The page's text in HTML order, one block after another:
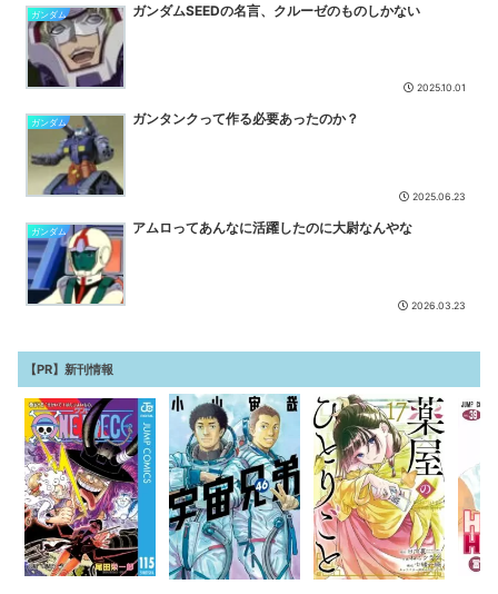
IT業界、「未経験者は要らない、経験者はいない」の地獄絵図に
www NEW
『魔法少女リリカルなのは EXGV』6話感想・・・敵キャラ（マナと
エイジ）過去話の方が主人公たちの話より面白いという！ ... NEW
【ウマ娘】プリコネ8.5周年直前生放送にて、プリコネ×ウマ娘コラ
ボの開催について告知が！？今秋予定で詳細については後日発...
【衝撃】ケニアのスイカ、あまりにも薄過ぎるｗｗｗｗｗ
ガンダム ガンダムSEEDの名言、クルーゼのものしかない
2025.10.01
ガンダム ガンタンクって作る必要あったのか？
2025.06.23
ガンダム アムロってあんなに活躍したのに大尉なんやな
2026.03.23
【PR】新刊情報